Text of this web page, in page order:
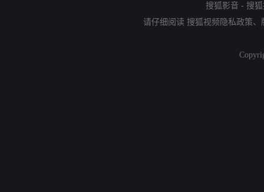
搜狐影音 - 搜
请仔细阅读 搜狐视频隐私政策、